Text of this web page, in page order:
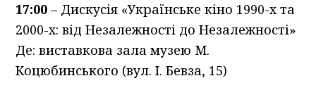
17:00 – Дискусія «Українське кіно 1990-х та
2000-х: від Незалежності до Незалежності»
Де: виставкова зала музею М.
Коцюбинського (вул. І. Бевза, 15)